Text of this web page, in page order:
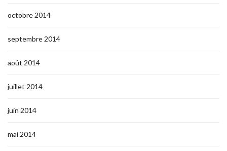
octobre 2014
septembre 2014
août 2014
juillet 2014
juin 2014
mai 2014